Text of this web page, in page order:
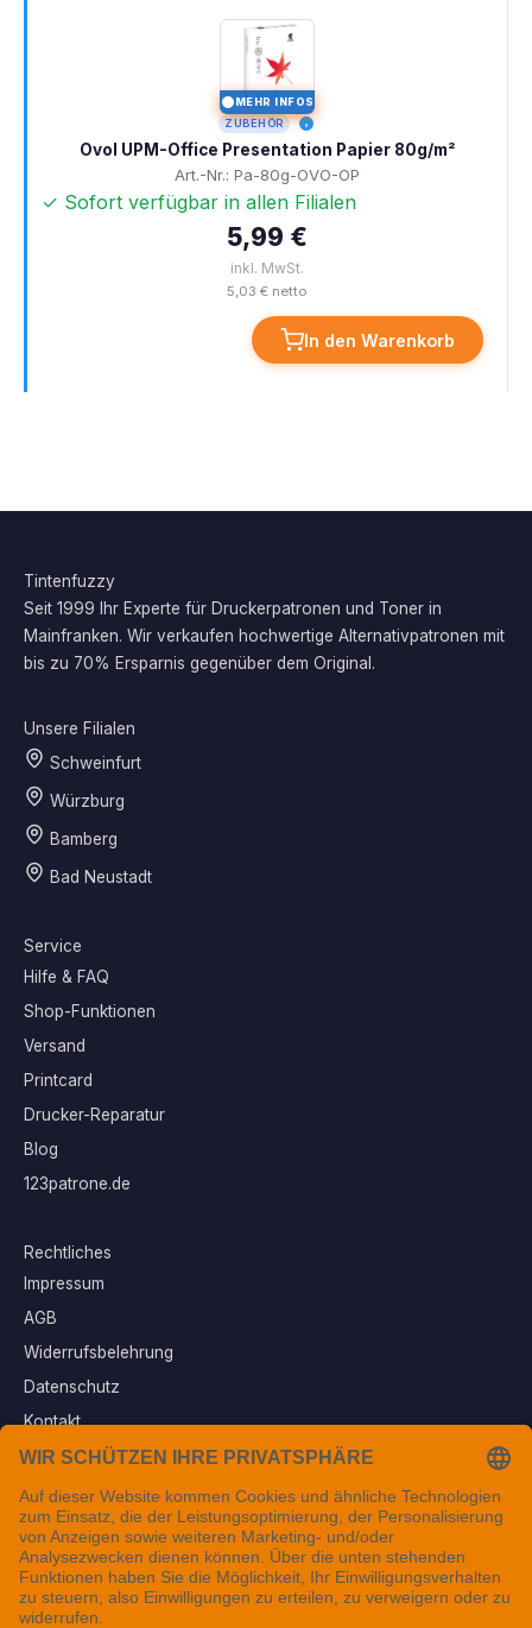
MEHR INFOS
ZUBEHÖR
Ovol UPM-Office Presentation Papier 80g/m²
Art.-Nr.: Pa-80g-OVO-OP
✓ Sofort verfügbar in allen Filialen
5,99 €
inkl. MwSt.
5,03 € netto
In den Warenkorb
Tintenfuzzy
Seit 1999 Ihr Experte für Druckerpatronen und Toner in
Mainfranken. Wir verkaufen hochwertige Alternativpatronen mit
bis zu 70% Ersparnis gegenüber dem Original.
Unsere Filialen
Schweinfurt
Würzburg
Bamberg
Bad Neustadt
Service
Hilfe & FAQ
Shop-Funktionen
Versand
Printcard
Drucker-Reparatur
Blog
123patrone.de
Rechtliches
Impressum
AGB
Widerrufsbelehrung
Datenschutz
Kontakt
Vertrag widerrufen
Sichere Zahlungsarten